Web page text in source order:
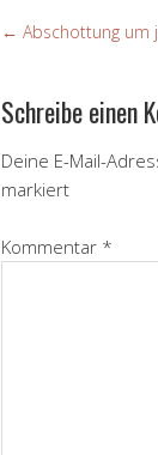
← Abschottung um
Schreibe einen
Deine E-Mail-
markiert
Kommentar *